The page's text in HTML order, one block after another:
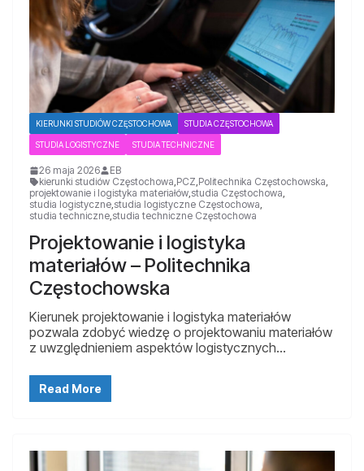
KIERUNKI STUDIÓW CZĘSTOCHOWA STUDIA CZĘSTOCHOWA
STUDIA LOGISTYCZNE STUDIA TECHNICZNE
26 maja 2026
EB
kierunki studiów Częstochowa,PCZ,Politechnika Częstochowska,
projektowanie i logistyka materiałów,studia Częstochowa,
studia logistyczne,studia logistyczne Częstochowa,
studia techniczne,studia techniczne Częstochowa
Projektowanie i logistyka
materiałów – Politechnika
Częstochowska
Kierunek projektowanie i logistyka materiałów
pozwala zdobyć wiedzę o projektowaniu materiałów
z uwzględnieniem aspektów logistycznych…
Read More